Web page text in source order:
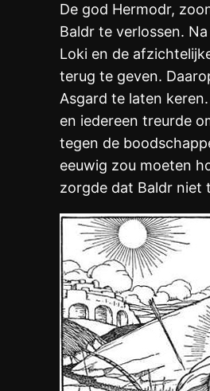
De god Hermodr,
Baldr te verlossen.
Loki en de
terug te geven.
Asgard te laten
en iedereen treurde
tegen de
eeuwig zou moeten
zorgde dat Baldr niet